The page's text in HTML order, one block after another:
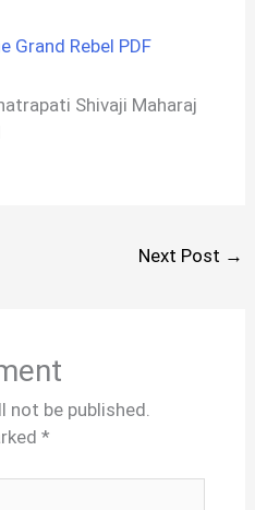
Grand Rebel PDF
Shivaji Maharaj
Next Post →
not be published.
*